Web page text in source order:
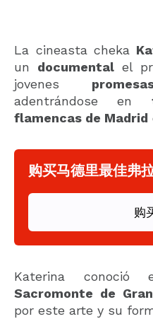
La cineasta cheka
un documental el
jovenes
adentrándose en
flamencas de Madrid
购买马德里最佳弗
购
Katerina
Sacromonte de
por este arte y su